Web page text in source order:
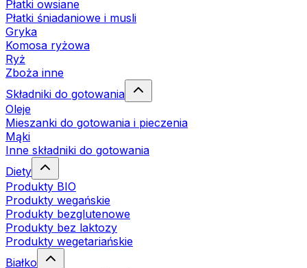
Płatki owsiane
Płatki śniadaniowe i musli
Gryka
Komosa ryżowa
Ryż
Zboża inne
Składniki do gotowania
Oleje
Mieszanki do gotowania i pieczenia
Mąki
Inne składniki do gotowania
Diety
Produkty BIO
Produkty wegańskie
Produkty bezglutenowe
Produkty bez laktozy
Produkty wegetariańskie
Białko